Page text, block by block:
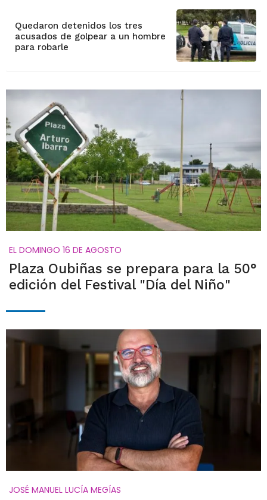
Quedaron detenidos los tres
acusados de golpear a un hombre
para robarle
EL DOMINGO 16 DE AGOSTO
Plaza Oubiñas se prepara para la 50°
edición del Festival "Día del Niño"
JOSÉ MANUEL LUCÍA MEGÍAS